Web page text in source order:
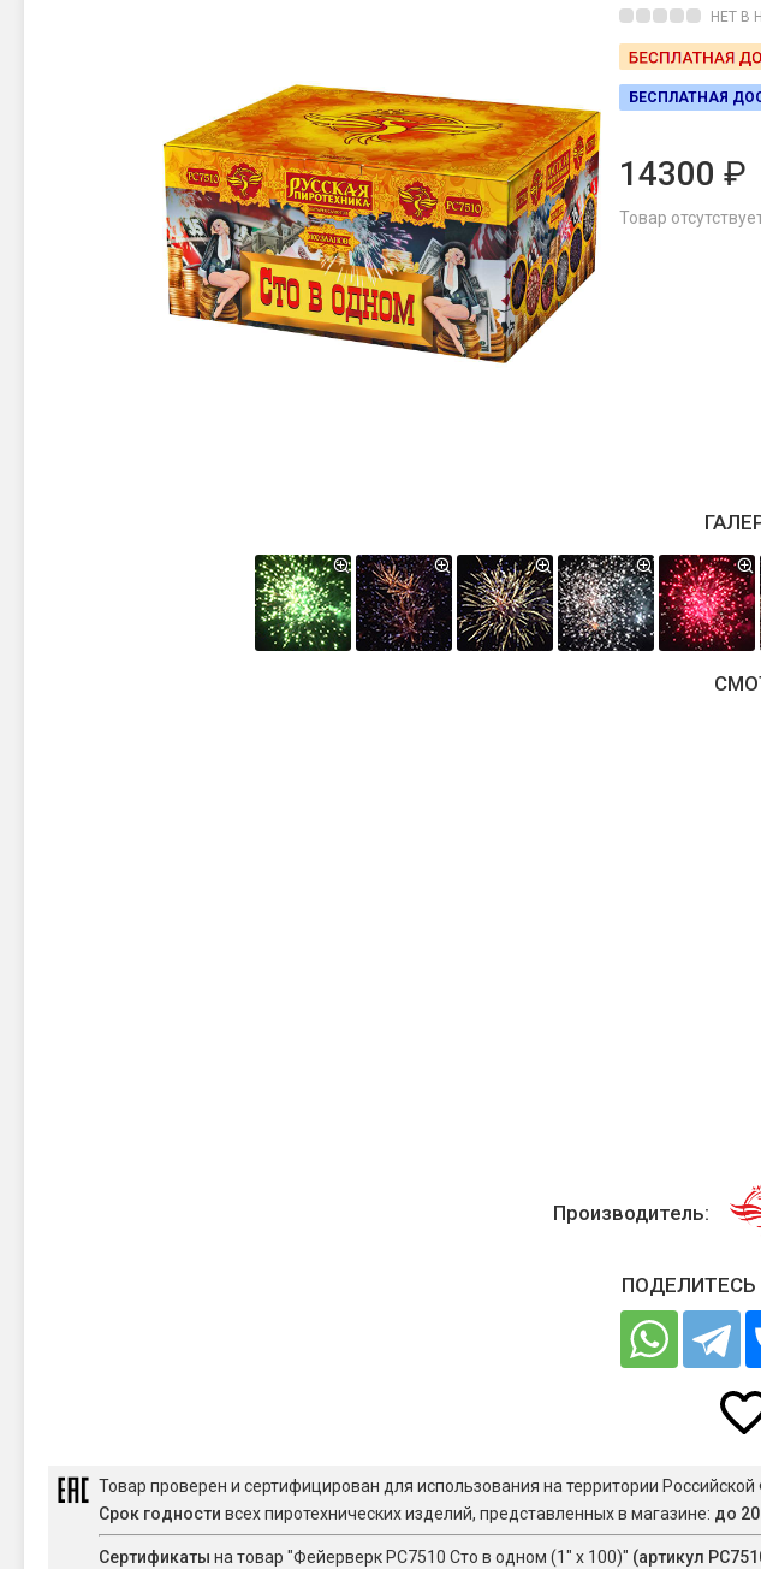
Фейерверки на свадьбу
Фейерверк-шоу
Батареи салютов
Цветной дым
Батареи салютов
Фитильные
Лимонки, гранаты
Корсары
Летающие и наземные
Бабочки, пчелы
Жуки
Циркоблицы
НЕТ В
БЕСПЛАТНАЯ
14300 ₽
Товар
Производитель:
Товар проверен и сертифицирован для использования на территории
Срок годности всех пиротехнических изделий, представленных в магазине: до
Сертификаты на товар "Фейерверк РС7510 Сто в одном (1" х 100)" (артикул